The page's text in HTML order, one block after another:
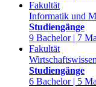
Fakultät
Informatik und
Studiengänge
9 Bachelor | 7
Fakultät
Studiengänge
6 Bachelor | 5